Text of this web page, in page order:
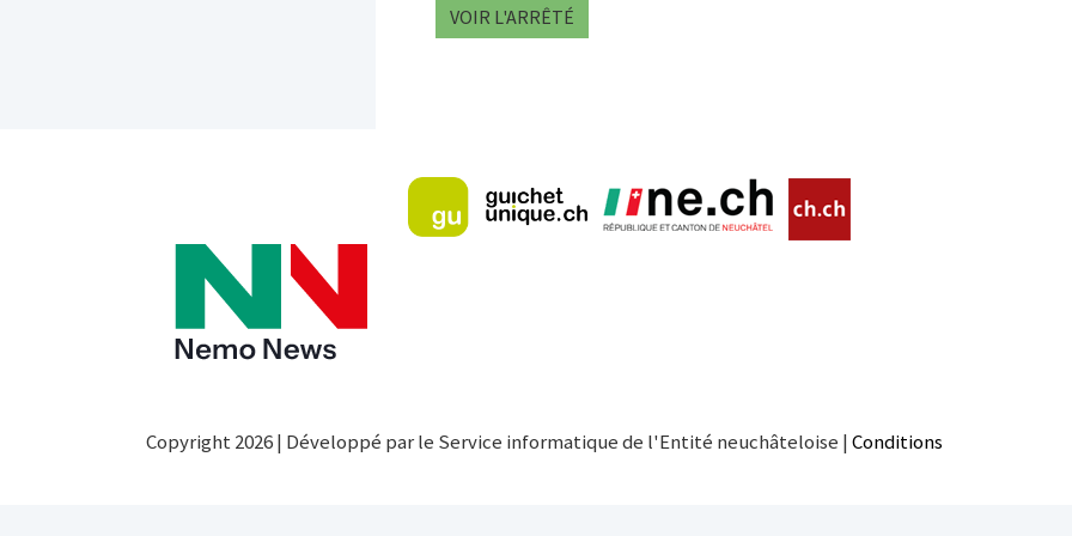
VOIR L'ARRÊTÉ
Copyright 2026 | Développé par le Service informatique de l'Entité neuchâteloise |Conditions